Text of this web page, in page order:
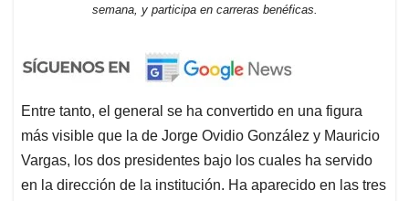
semana, y participa en carreras benéficas.
Entre tanto, el general se ha convertido en una figura
más visible que la de Jorge Ovidio González y Mauricio
Vargas, los dos presidentes bajo los cuales ha servido
en la dirección de la institución. Ha aparecido en las tres